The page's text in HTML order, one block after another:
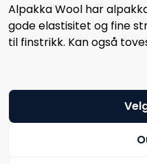
Alpakka Wool har
gode elastisitet og fine
til finstrikk. Kan også